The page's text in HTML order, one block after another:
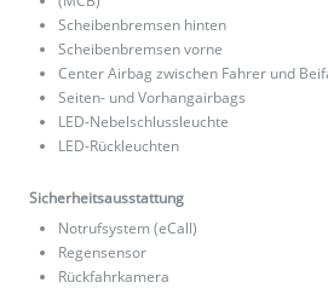
Scheibenbremsen hinten
Scheibenbremsen vorne
Center Airbag zwischen Fahrer und
Seiten- und Vorhangairbags
LED-Nebelschlussleuchte
LED-Rückleuchten
Sicherheitsausstattung
Notrufsystem (eCall)
Regensensor
Rückfahrkamera